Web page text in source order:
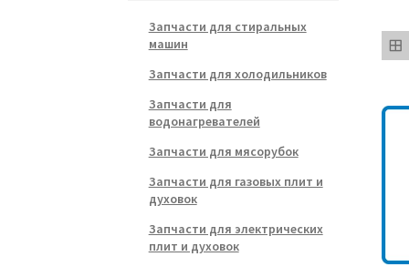
Запчасти для стиральных
машин
Запчасти для холодильников
Запчасти для
водонагревателей
Запчасти для мясорубок
Запчасти для газовых плит и
духовок
Запчасти для электрических
плит и духовок